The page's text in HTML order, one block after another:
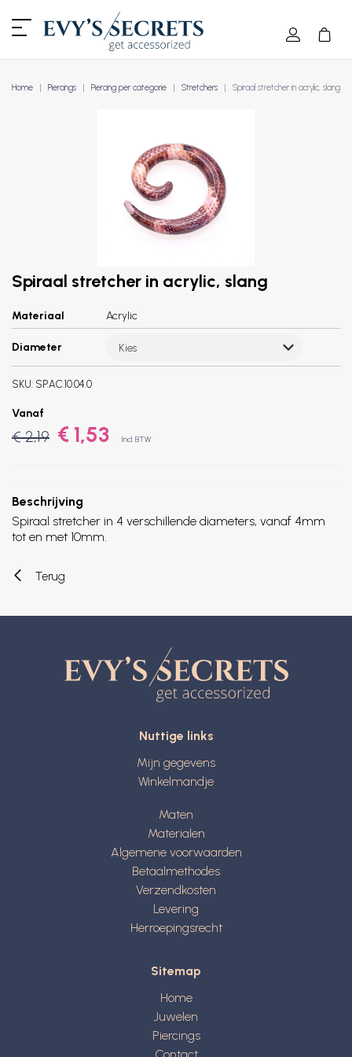
Home Piercings Piercing per categorie Stretchers Spiraal stretcher in acrylic, slang
Spiraal stretcher in acrylic, slang
Materiaal Acrylic
Diameter Kies
SKU: SP.AC.10.04.0
Vanaf
€ 2,19 € 1,53 Incl. BTW
Beschrijving
Spiraal stretcher in 4 verschillende diameters, vanaf 4mm
tot en met 10mm.
Terug
Nuttige links
Mijn gegevens
Winkelmandje
Maten
Materialen
Algemene voorwaarden
Betaalmethodes
Verzendkosten
Levering
Herroepingsrecht
Sitemap
Home
Juwelen
Piercings